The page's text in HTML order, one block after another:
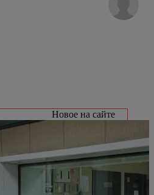
Новое на сайте